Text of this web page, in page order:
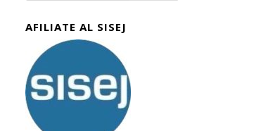
AFILIATE AL SISEJ